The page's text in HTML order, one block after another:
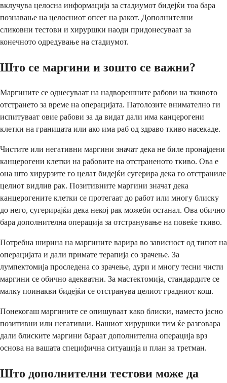
вклучува целосна информација за стадиумот бидејќи тоа бара
познавање на целосниот опсег на ракот. Дополнителни
сликовни тестови и хируршки наоди придонесуваат за
конечното одредување на стадиумот.
Што се маргини и зошто се важни?
Маргините се однесуваат на надворешните рабови на ткивото
отстрането за време на операцијата. Патолозите внимателно ги
испитуваат овие рабови за да видат дали има канцерогени
клетки на границата или ако има раб од здраво ткиво насекаде.
Чистите или негативни маргини значат дека не биле пронајдени
канцерогени клетки на рабовите на отстраненото ткиво. Ова е
она што хирурзите го целат бидејќи сугерира дека го отстраниле
целиот видлив рак. Позитивните маргини значат дека
канцерогените клетки се протегаат до работ или многу блиску
до него, сугерирајќи дека некој рак можеби останал. Ова обично
бара дополнителна операција за отстранување на повеќе ткиво.
Потребна ширина на маргините варира во зависност од типот на
операцијата и дали примате терапија со зрачење. За
лумпектомија проследена со зрачење, дури и многу тесни чисти
маргини се обично адекватни. За мастектомија, стандардите се
малку поинакви бидејќи се отстранува целиот градниот кош.
Понекогаш маргините се опишуваат како блиски, наместо јасно
позитивни или негативни. Вашиот хируршки тим ќе разговара
дали блиските маргини бараат дополнителна операција врз
основа на вашата специфична ситуација и план за третман.
Што дополнителни тестови може да